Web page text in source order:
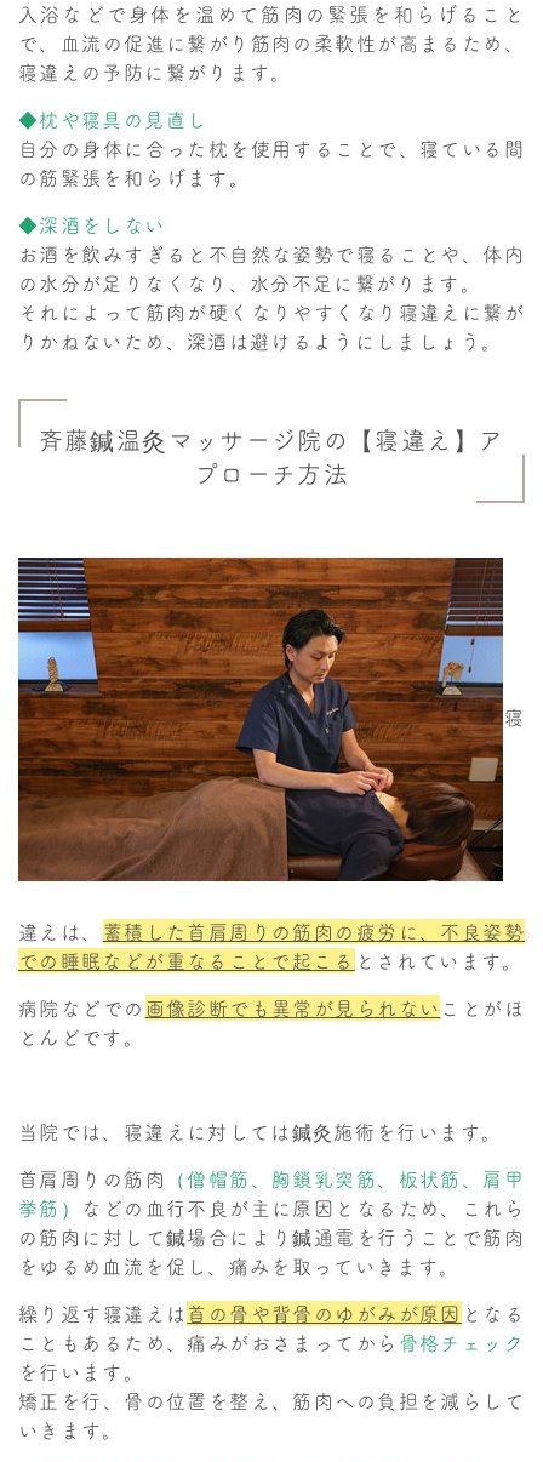
入浴などで身体を温めて筋肉の緊張を和らげること
で、血流の促進に繋がり筋肉の柔軟性が高まるため、
寝違えの予防に繋がります。
◆枕や寝具の見直し
自分の身体に合った枕を使用することで、寝ている間
の筋緊張を和らげます。
◆深酒をしない
お酒を飲みすぎると不自然な姿勢で寝ることや、体内
の水分が足りなくなり、水分不足に繋がります。
それによって筋肉が硬くなりやすくなり寝違えに繋が
りかねないため、深酒は避けるようにしましょう。
斉藤鍼温灸マッサージ院の【寝違え】ア
プローチ方法
寝
違えは、 蓄積した首肩周りの筋肉の疲労に、不良姿勢
での睡眠などが重なることで起こる とされています。
病院などでの 画像診断でも異常が見られない ことがほ
とんどです。
当院では、寝違えに対しては鍼灸施術を行います。
首肩周りの筋肉
（僧帽筋、胸鎖乳突筋、板状筋、肩甲
挙筋）
などの血行不良が主に原因となるため、これら
の筋肉に対して鍼場合により鍼通電を行うことで筋肉
をゆるめ血流を促し、痛みを取っていきます。
繰り返す寝違えは首の骨や背骨のゆがみが原因 となる
こともあるため、痛みがおさまってから 骨格チェック
を行います。
矯正を行、骨の位置を整え、筋肉への負担を減らして
いきます。